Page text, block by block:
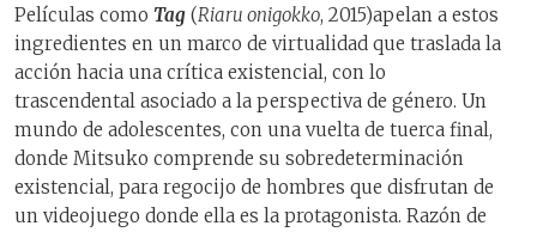
Películas como Tag (Riaru onigokko, 2015)apelan a estos
ingredientes en un marco de virtualidad que traslada la
acción hacia una crítica existencial, con lo
trascendental asociado a la perspectiva de género. Un
mundo de adolescentes, con una vuelta de tuerca final,
donde Mitsuko comprende su sobredeterminación
existencial, para regocijo de hombres que disfrutan de
un videojuego donde ella es la protagonista. Razón de